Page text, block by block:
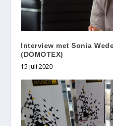
Interview met Sonia
(DOMOTEX)
15 juli 2020